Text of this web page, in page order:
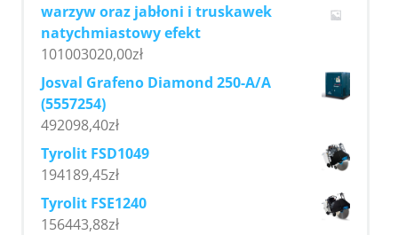
warzyw oraz jabłoni i truskawek
natychmiastowy efekt
101003020,00zł
Josval Grafeno Diamond 250-A/A
(5557254)
492098,40zł
Tyrolit FSD1049
194189,45zł
Tyrolit FSE1240
156443,88zł